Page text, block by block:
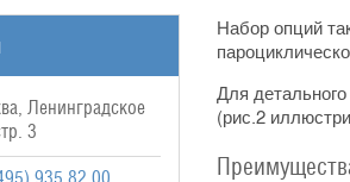
Ленинградское
3
Набор опций
Для
(рис.2